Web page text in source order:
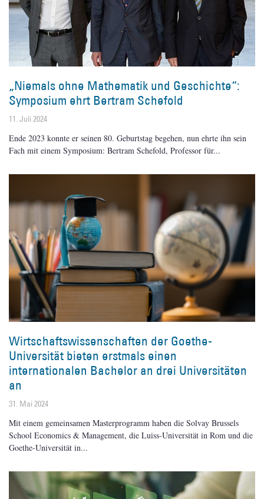
„Niemals ohne Mathematik und Geschichte“:
Symposium ehrt Bertram Schefold
11. Juli 2024
Ende 2023 konnte er seinen 80. Geburtstag begehen, nun ehrte ihn sein
Fach mit einem Symposium: Bertram Schefold, Professor für
Wirtschaftswissenschaften der Goethe-
Universität bieten erstmals einen
internationalen Bachelor an drei Universitäten
an
31. Mai 2024
Mit einem gemeinsamen Masterprogramm haben die Solvay Brussels
School Economics & Management, die Luiss-Universität in Rom und die
Goethe-Universität in